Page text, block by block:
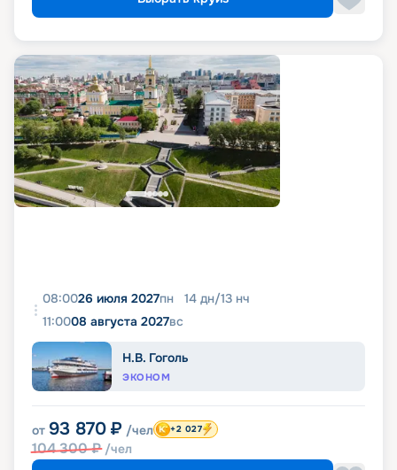
08:0026 июля 2027пн 14 дн/13 нч
11:0008 августа 2027вс
Н.В. Гоголь
ЭКОНОМ
от 93 870 ₽ /чел
104 300₽ /чел
+2 027